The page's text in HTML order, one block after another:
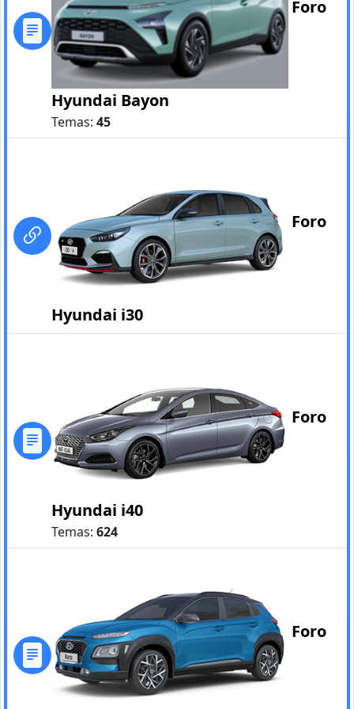
Foro
Hyundai Bayon
Temas: 45
Foro
Hyundai i30
Foro
Hyundai i40
Temas: 624
Foro